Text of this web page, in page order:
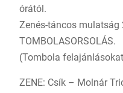
órától.
Zenés-táncos mulatság
TOMBOLASORSOLÁS.
(Tombola
ZENE: Csík – Molnár